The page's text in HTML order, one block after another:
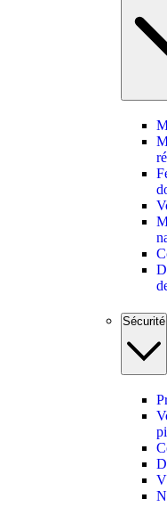
Sécurité